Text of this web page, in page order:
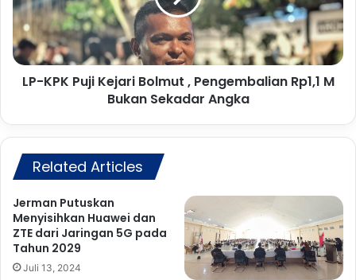
k
a
n
D
n
j
a
n
g
a
n
K
P
u
j
i
B
o
l
m
u
LP-KPK Puji Kejari Bolmut , Pengembalian Rp1,1 M
Bukan Sekadar Angka
Related Articles
Jerman Putuskan
Menyisihkan Huawei dan
ZTE dari Jaringan 5G pada
Tahun 2029
Juli 13, 2024